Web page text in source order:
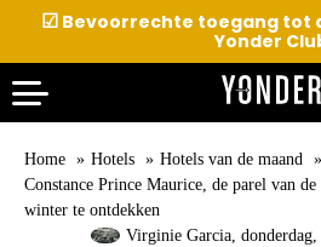
☑Bevoorrechte toegang tot
Yonder
Home Hotels
Hotels van de maand
Constance Prince Maurice, de parel van
winter te ontdekken
Virginie Garcia,